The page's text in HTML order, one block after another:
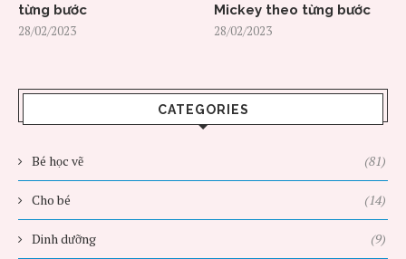
từng bước
28/02/2023
Mickey theo từng bước
28/02/2023
CATEGORIES
Bé học vẽ (81)
Cho bé (14)
Dinh dưỡng (9)